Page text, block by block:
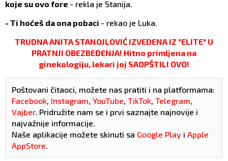
koje su ovo fore - rekla je Stanija.
- Ti hoćeš da ona pobaci - rekao je Luka.
TRUDNA ANITA STANOJLOVIĆ IZVEDENA IZ "ELITE" U
PRATNJI OBEZBEĐENJA! Hitno primljena na
ginekologiju, lekari joj SAOPŠTILI OVO!
Poštovani čitaoci, možete nas pratiti i na platformama:
Facebook, Instagram, YouTube, TikTok, Telegram,
Vajber. Pridružite nam se i prvi saznajte najnovije i
najvažnije informacije.
Naše aplikacije možete skinuti sa Google Play i Apple
AppStore.